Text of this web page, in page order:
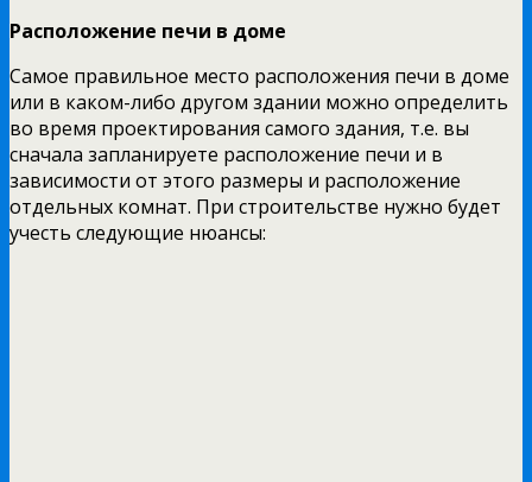
Расположение печи в доме
Самое правильное место расположения печи в доме
или в каком-либо другом здании можно определить
во время проектирования самого здания, т.е. вы
сначала запланируете расположение печи и в
зависимости от этого размеры и расположение
отдельных комнат. При строительстве нужно будет
учесть следующие нюансы: